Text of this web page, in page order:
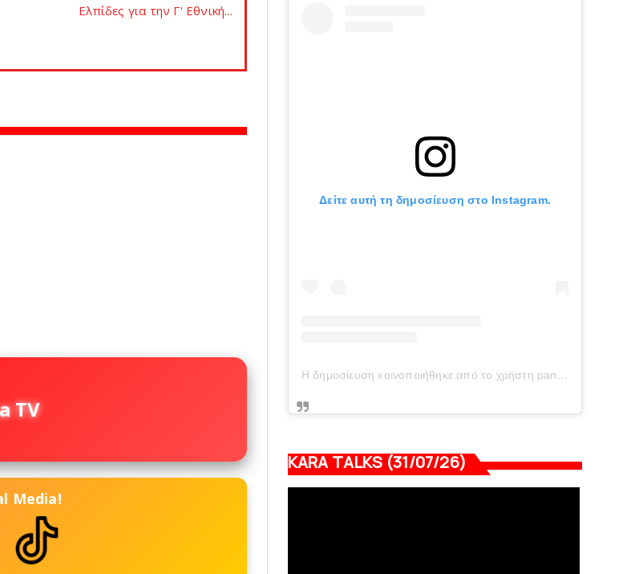
Ελπίδες για την Γ' Εθνική...
TV
Media!
Δείτε αυτή τη δημοσίευση στο Instagram.
Η δημοσίευση κοινοποιήθηκε από το χρήστη panionianea.gr (@panionianea.gr)
KARA TALKS (31/07/26)